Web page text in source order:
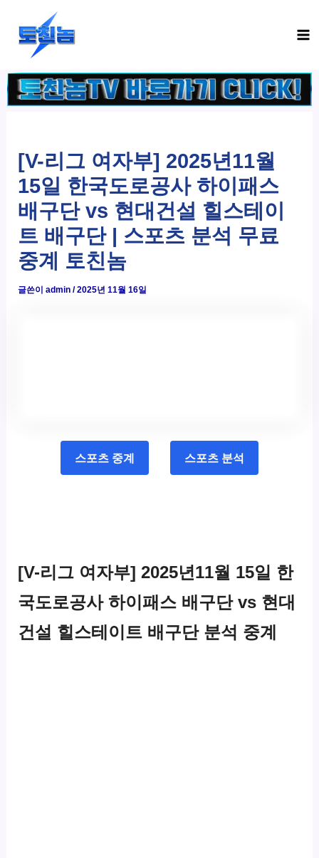
건
너
[V-리그 여자부] 2025년11월
15일 한국도로공사 하이패스
배구단 vs 현대건설 힐스테이
트 배구단 | 스포츠 분석 무료
중계 토친놈
글쓴이admin/2025년 11월 16일
스포츠 중계 스포츠 분석
[V-리그 여자부] 2025년11월 15일 한
국도로공사 하이패스 배구단 vs 현대
건설 힐스테이트 배구단 분석 중계